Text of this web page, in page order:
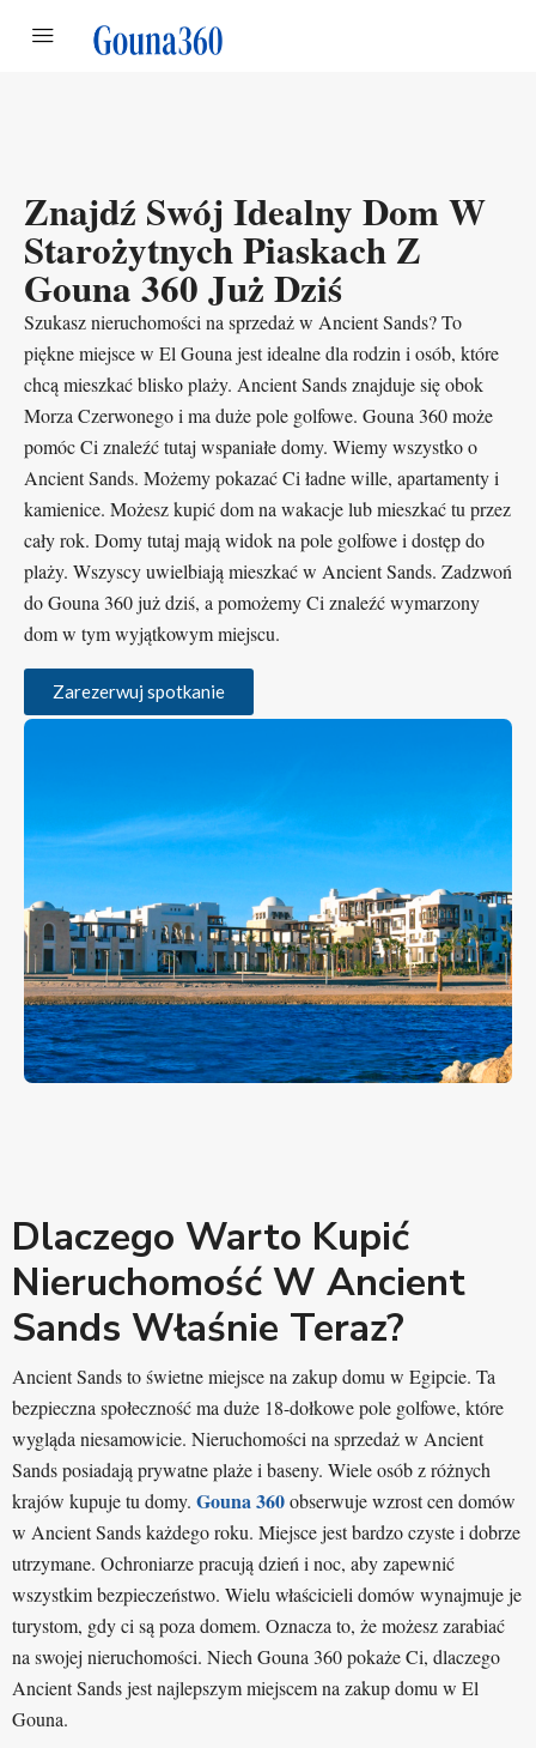
Znajdź Swój Idealny Dom W
Starożytnych Piaskach Z
Gouna 360 Już Dziś
Szukasz nieruchomości na sprzedaż w Ancient Sands? To
piękne miejsce w El Gouna jest idealne dla rodzin i osób, które
chcą mieszkać blisko plaży. Ancient Sands znajduje się obok
Morza Czerwonego i ma duże pole golfowe. Gouna 360 może
pomóc Ci znaleźć tutaj wspaniałe domy. Wiemy wszystko o
Ancient Sands. Możemy pokazać Ci ładne wille, apartamenty i
kamienice. Możesz kupić dom na wakacje lub mieszkać tu przez
cały rok. Domy tutaj mają widok na pole golfowe i dostęp do
plaży. Wszyscy uwielbiają mieszkać w Ancient Sands. Zadzwoń
do Gouna 360 już dziś, a pomożemy Ci znaleźć wymarzony
dom w tym wyjątkowym miejscu.
Zarezerwuj spotkanie
Dlaczego Warto Kupić
Nieruchomość W Ancient
Sands Właśnie Teraz?
Ancient Sands to świetne miejsce na zakup domu w Egipcie. Ta
bezpieczna społeczność ma duże 18-dołkowe pole golfowe, które
wygląda niesamowicie. Nieruchomości na sprzedaż w Ancient
Sands posiadają prywatne plaże i baseny. Wiele osób z różnych
krajów kupuje tu domy. Gouna 360obserwuje wzrost cen domów
w Ancient Sands każdego roku. Miejsce jest bardzo czyste i dobrze
utrzymane. Ochroniarze pracują dzień i noc, aby zapewnić
wszystkim bezpieczeństwo. Wielu właścicieli domów wynajmuje je
turystom, gdy ci są poza domem. Oznacza to, że możesz zarabiać
na swojej nieruchomości. Niech Gouna 360 pokaże Ci, dlaczego
Ancient Sands jest najlepszym miejscem na zakup domu w El
Gouna.